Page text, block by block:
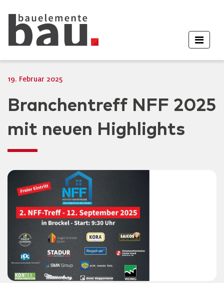
19. Februar 2025
Branchentreff NFF 2025
mit neuen Highlights